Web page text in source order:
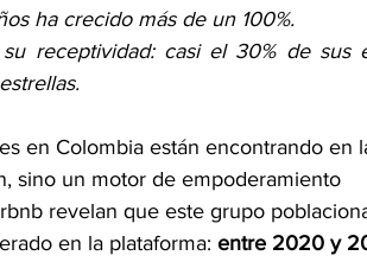
ha crecido más de un 100%.
receptividad: casi el 30% de sus
en Colombia están encontrando en
sino un motor de empoderamiento
revelan que este grupo
en la plataforma: entre 2020 y